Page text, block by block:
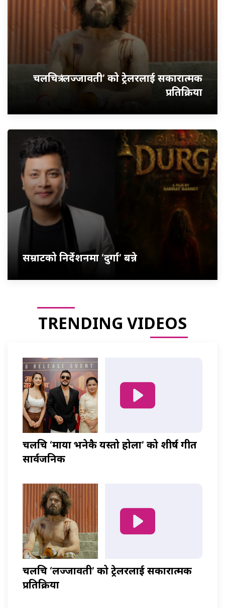
चलचित्र ‘लज्जावती’ को ट्रेलरलाई सकारात्मक
प्रतिक्रिया
सम्राटको निर्देशनमा ‘दुर्गा’ बन्ने
TRENDING VIDEOS
चलचित्र ‘माया भनेकै यस्तो होला’ को शीर्ष गीत
सार्वजनिक
चलचित्र ‘लज्जावती’ को ट्रेलरलाई सकारात्मक
प्रतिक्रिया